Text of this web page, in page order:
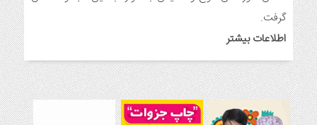
مراسم رونمایی از طرح ستاره های اندیمشک و طرح خانه های نور،
اندیمشک
8 ماه قبل
خداحافظی سراج الدین با شبکه فرهنگی مردمی نغمه های عشق
8 ماه قبل
هفتمین همایش بانوان فعال در عرصه‌ هیئت کشور
گرفت.
اطلاعات بیشتر